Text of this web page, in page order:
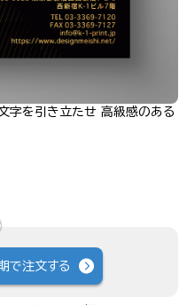
字を引き立たせ 高級感のある
で注文する